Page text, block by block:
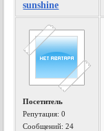
sunshine
Посетитель
Репутация:0
Сообщений: 24